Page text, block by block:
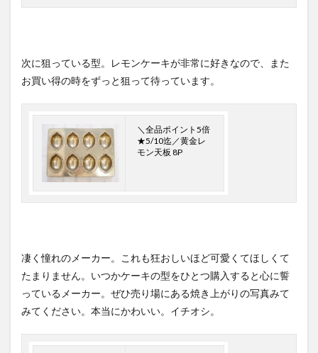
次に狙っている型。レモンケーキが非常に好きなので、また
お買い得の時をずっと狙って待っています。
＼全品ポイント5倍
★5/10迄／黄金レ
モン天板 8P
凄く憧れのメーカー。これも狂おしいほど可愛くてほしくて
たまりません。いつかケーキの型をひとつ購入すると心に誓
っているメーカー。ぜひ売り場にある焼き上がりの写真みて
みてください。本当にかわいい。イチオシ。